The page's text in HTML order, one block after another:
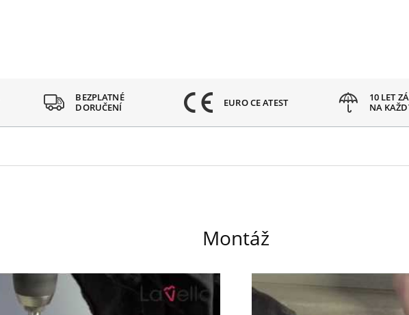
BEZPLATNÉ
DORUČENÍ
EURO CE ATEST
10 LET
NA
Montáž